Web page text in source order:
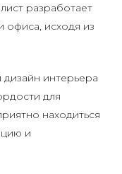
разработает
офиса, исходя из
интерьера
для
находиться
и